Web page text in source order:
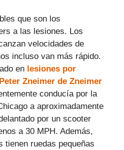
que son los
a las lesiones. Los
velocidades de
incluso van más rápido.
en lesiones por
Zneimer de Zneimer
conducía por la
a aproximadamente
por un scooter
a 30 MPH. Además,
tienen ruedas pequeñas